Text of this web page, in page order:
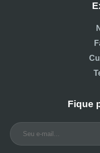
Fique